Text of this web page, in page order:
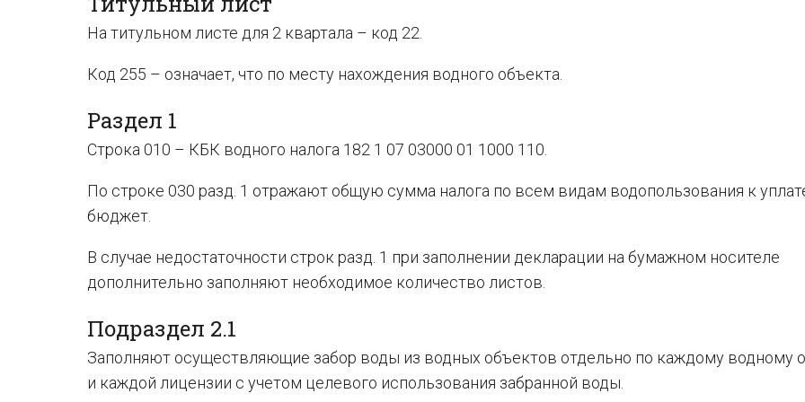
На титульном листе для 2 квартала – код 22.
Код 255 – означает, что по месту нахождения водного объекта.
Раздел 1
Строка 010 – КБК водного налога 182 1 07 03000 01 1000 110.
По строке 030 разд. 1 отражают общую сумма налога по всем видам водопользования к
бюджет.
В случае недостаточности строк разд. 1 при заполнении декларации на бумажном носителе
дополнительно заполняют необходимое количество листов.
Подраздел 2.1
Заполняют осуществляющие забор воды из водных объектов отдельно по каждому водному
и каждой лицензии с учетом целевого использования забранной воды.